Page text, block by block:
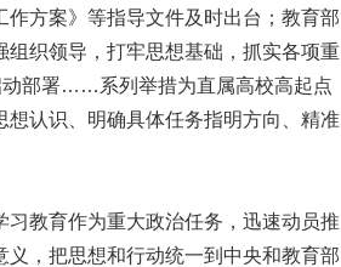
作方案》等指导文件及时出台；教育部
织领导，打牢思想基础，抓实各项重
动部署……系列举措为直属高校高起点
认识、明确具体任务指明方向、精准
教育作为重大政治任务，迅速动员推
，把思想和行动统一到中央和教育部